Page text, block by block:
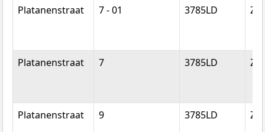
Platanenstraat 7 - 01 3785LD
Platanenstraat 7 3785LD
Platanenstraat 9 3785LD